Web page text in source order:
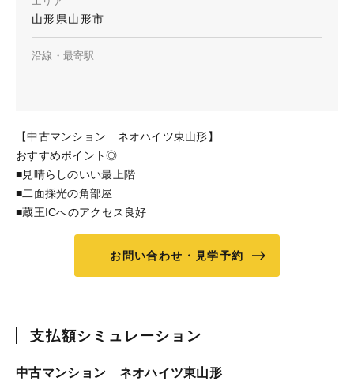
山形県山形市
沿線・最寄駅
【中古マンション ネオハイツ東山形】
おすすめポイント◎
■見晴らしのいい最上階
■二面採光の角部屋
■蔵王ICへのアクセス良好
お問い合わせ・見学予約
支払額シミュレーション
中古マンション ネオハイツ東山形